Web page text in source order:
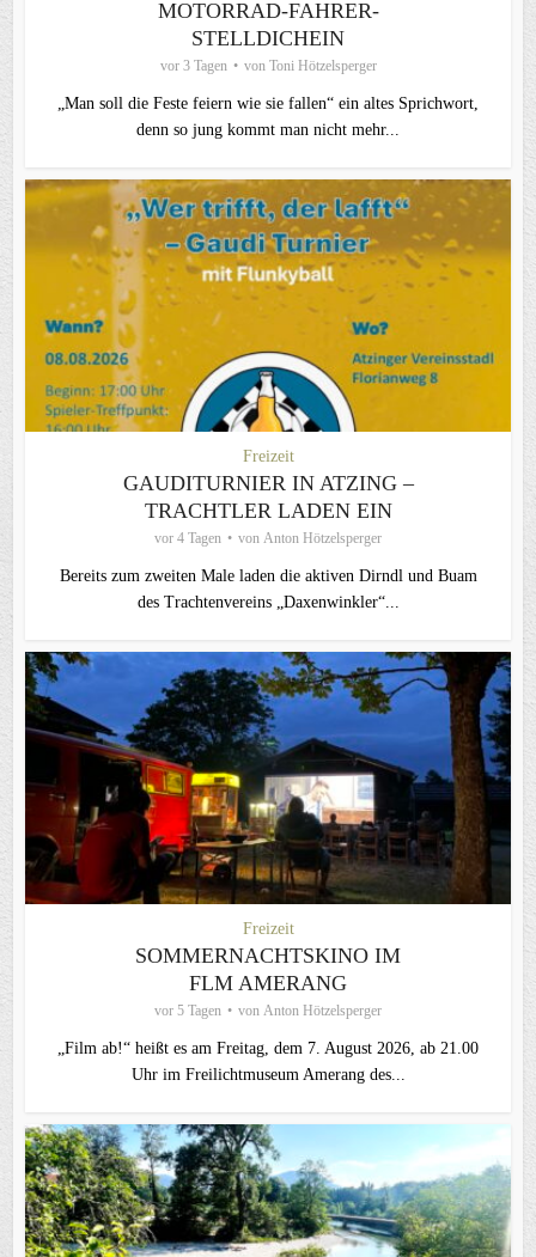
MOTORRAD-FAHRER-
STELLDICHEIN
vor 3 Tagen von Toni Hötzelsperger
„Man soll die Feste feiern wie sie fallen“ ein altes Sprichwort,
denn so jung kommt man nicht mehr...
Freizeit
GAUDITURNIER IN ATZING –
TRACHTLER LADEN EIN
vor 4 Tagen von Anton Hötzelsperger
Bereits zum zweiten Male laden die aktiven Dirndl und Buam
des Trachtenvereins „Daxenwinkler“...
Freizeit
SOMMERNACHTSKINO IM
FLM AMERANG
vor 5 Tagen von Anton Hötzelsperger
„Film ab!“ heißt es am Freitag, dem 7. August 2026, ab 21.00
Uhr im Freilichtmuseum Amerang des...